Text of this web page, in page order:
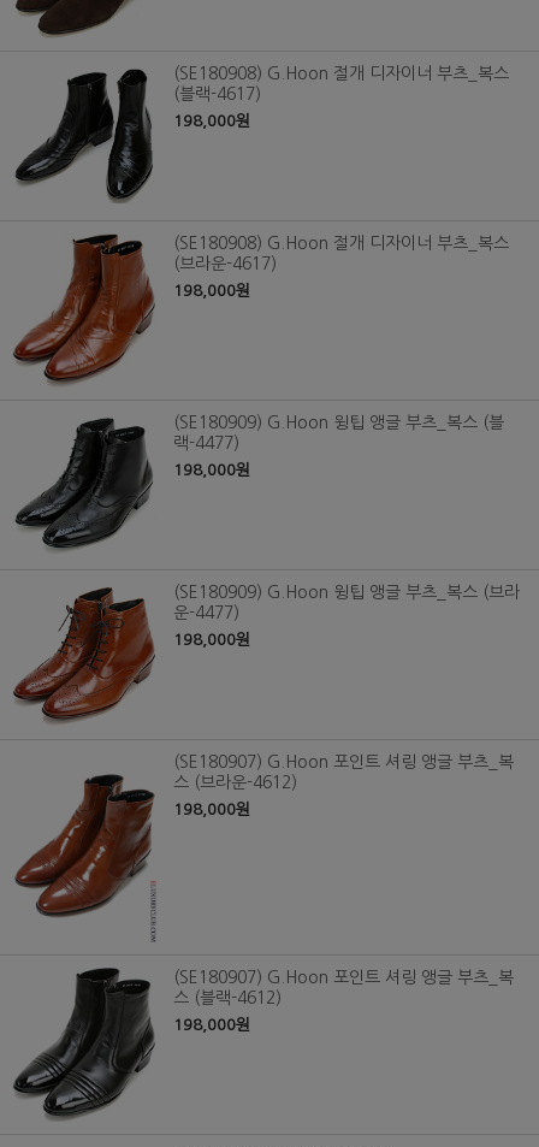
(SE180908) G.Hoon 절개 디자이너 부츠_복스
(블랙-4617)
198,000원
(SE180908) G.Hoon 절개 디자이너 부츠_복스
(브라운-4617)
198,000원
(SE180909) G.Hoon 윙팁 앵글 부츠_복스 (블
랙-4477)
198,000원
(SE180909) G.Hoon 윙팁 앵글 부츠_복스 (브라
운-4477)
198,000원
(SE180907) G.Hoon 포인트 셔링 앵글 부츠_복
스 (브라운-4612)
198,000원
(SE180907) G.Hoon 포인트 셔링 앵글 부츠_복
스 (블랙-4612)
198,000원